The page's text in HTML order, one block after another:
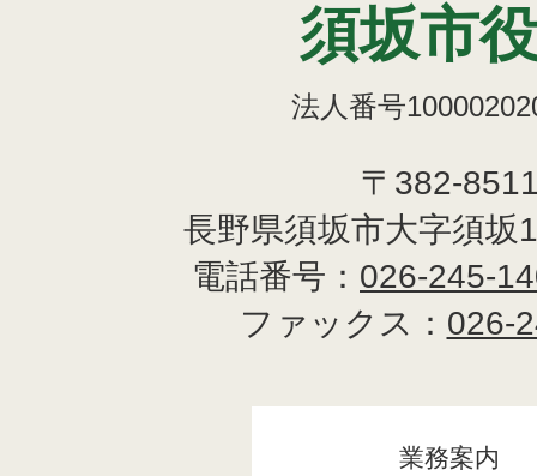
須坂市
法人番号
〒382-
長野県須坂市大字須坂
電話番号： 026-245-
ファックス： 026-
業務案内